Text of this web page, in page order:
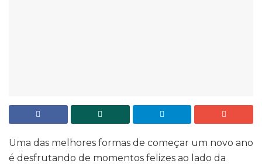
Uma das melhores formas de começar um novo ano
é desfrutando de momentos felizes ao lado da